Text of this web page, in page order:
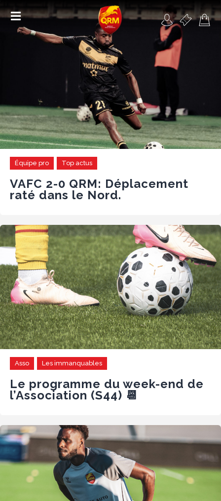
Académie
Féminines
Organisme de formation
RSE
FAQ
Équipe pro Top actus
VAFC 2-0 QRM: Déplacement
raté dans le Nord.
Asso Les immanquables
Le programme du week-end de
l’Association (S44) 📆